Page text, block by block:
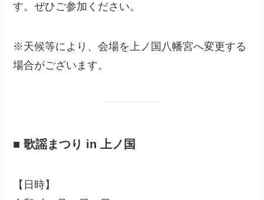
す。ぜひご参加ください。
※天候等により、会場を上ノ国八幡宮へ変更する
場合がございます。
■ 歌謡まつり in 上ノ国
【日時】